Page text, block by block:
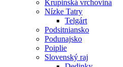
Krupinská vrchovina
Nízke Tatry
Telgárt
Podsitniansko
Podunajsko
Poiplie
Slovenský raj